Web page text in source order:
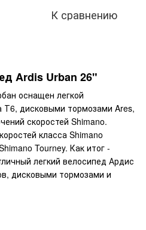
К сравнению
Ardis Urban 26"
оснащен легкой
дисковыми тормозами Ares,
скоростей Shimano.
класса Shimano
Tourney. Как итог -
легкий велосипед Ардис
дисковыми тормозами и